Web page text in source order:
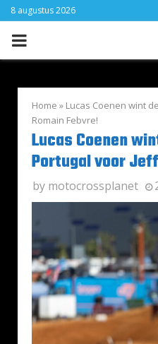
8 augustus 2026
PRIMARY
Home » Lucas Coenen wint
Romain Febvre!
Lucas Coenen
Portugal voor
by motocrossplanet